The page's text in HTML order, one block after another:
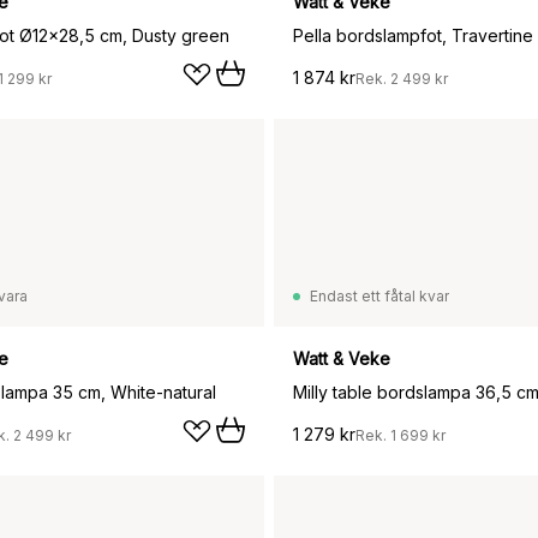
Ø12x28,5 cm, Dusty green
299 kr
Pella bordslampfot, Travertine
1 874 krRek. 2 499 kr
35 cm, White-natural
2 499 kr
Endast ett fåtal kvar
Watt & Veke
Milly table bordslampa 36,5
1 279 krRek. 1 699 kr